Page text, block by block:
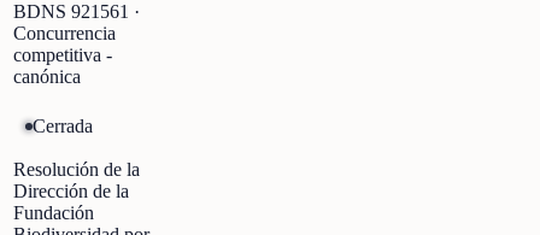
BDNS 921561 ·
Concurrencia
competitiva -
canónica
Cerrada
Resolución de la
Dirección de la
Fundación